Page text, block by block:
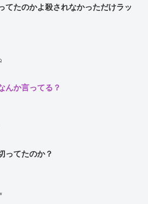
てたのかよ殺されなかっただけラッ
んか言ってる？
ってたのか？